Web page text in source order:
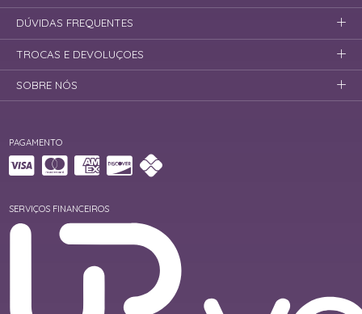
PAGAMENTO
SERVIÇOS FINANCEIROS
DÚVIDAS FREQUENTES
TROCAS E DEVOLUÇOES
SOBRE NÓS